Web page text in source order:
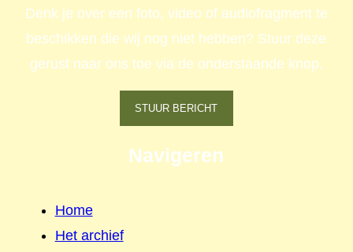
Denk je over een foto, video of audiofragment te
beschikken die wij nog niet hebben? Stuur deze
gerust naar ons toe via de onderstaande knop.
STUUR BERICHT
Navigeren
Home
Het archief